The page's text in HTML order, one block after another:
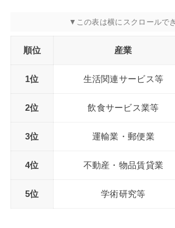
順位 産業
1位 生活関連サービス等
2位 飲食サービス業等
3位 運輸業・郵便業
4位 不動産・物品賃貸業
5位 学術研究等